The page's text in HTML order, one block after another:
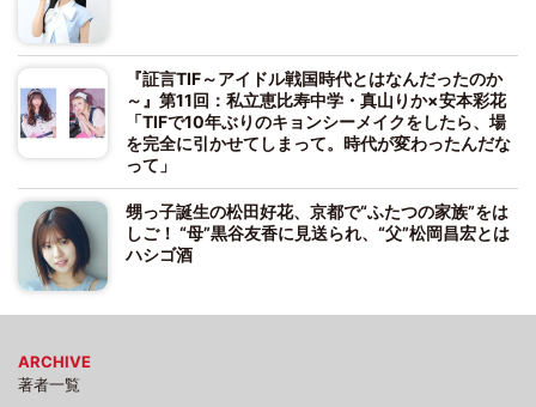
『証言TIF～アイドル戦国時代とはなんだったのか
～』第11回：私立恵比寿中学・真山りか×安本彩花
「TIFで10年ぶりのキョンシーメイクをしたら、場
を完全に引かせてしまって。時代が変わったんだな
って」
甥っ子誕生の松田好花、京都で“ふたつの家族”をは
しご！ “母”黒谷友香に見送られ、“父”松岡昌宏とは
ハシゴ酒
ARCHIVE
著者一覧